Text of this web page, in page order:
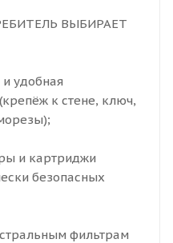
ВЫБИРАЕТ
удобная
к стене, ключ,
и картриджи
безопасных
фильтрам